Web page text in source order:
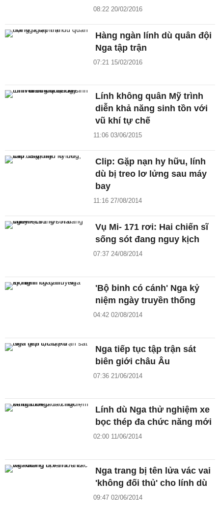
08:22 20/02/2016
Hàng ngàn lính dù quân đội
Nga tập trận
07:21 15/02/2016
Lính không quân Mỹ trình
diễn khả năng sinh tồn với
vũ khí tự chế
11:06 03/06/2015
Clip: Gặp nạn hy hữu, lính
dù bị treo lơ lửng sau máy
bay
11:16 27/08/2014
Vụ Mi- 171 rơi: Hai chiến sĩ
sống sót đang nguy kịch
07:37 24/08/2014
'Bộ binh có cánh' Nga kỷ
niệm ngày truyền thống
04:42 02/08/2014
Nga tiếp tục tập trận sát
biên giới châu Âu
07:36 21/06/2014
Lính dù Nga thử nghiệm xe
bọc thép đa chức năng mới
02:00 11/06/2014
Nga trang bị tên lửa vác vai
'không đối thủ' cho lính dù
09:47 02/06/2014